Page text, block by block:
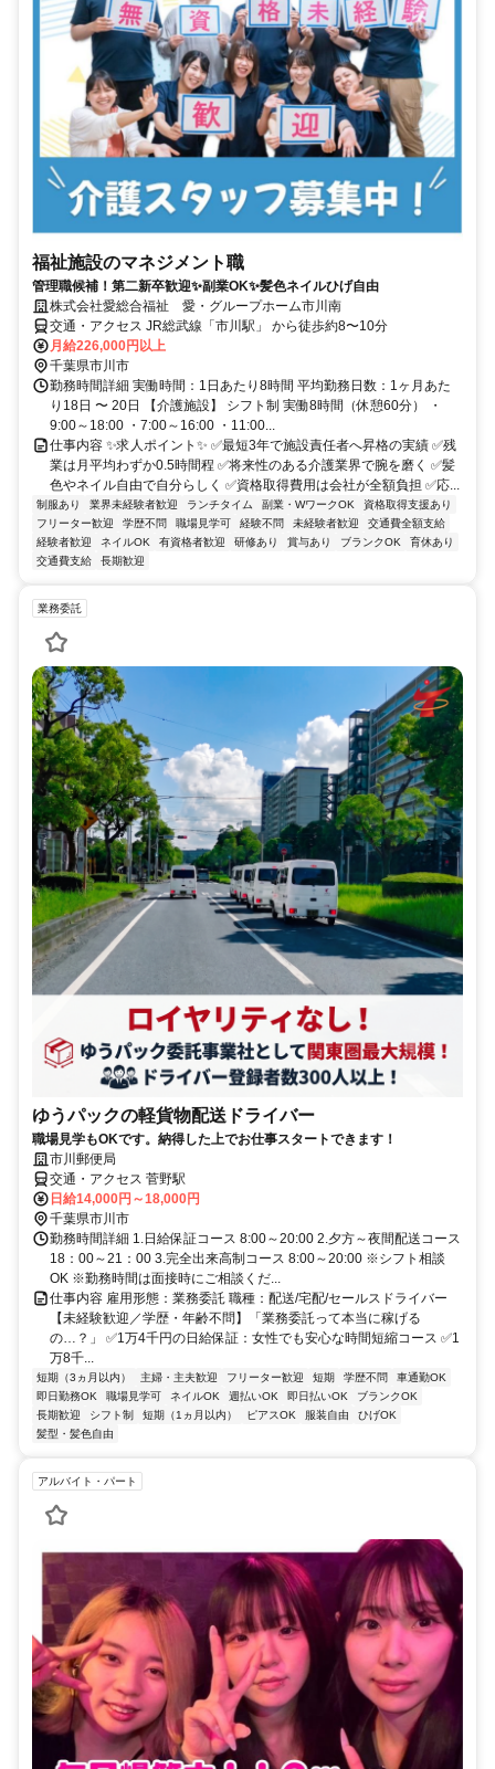
福祉施設のマネジメント職
管理職候補！第二新卒歓迎✨副業OK✨髪色ネイルひげ自由
株式会社愛総合福祉 愛・グループホーム市川南
交通・アクセス JR総武線「市川駅」 から徒歩約8〜10分
月給226,000円以上
千葉県市川市
勤務時間詳細 実働時間：1日あたり8時間 平均勤務日数：1ヶ月あた
り18日 〜 20日 【介護施設】 シフト制 実働8時間（休憩60分） ・
9:00～18:00 ・7:00～16:00 ・11:00...
仕事内容 ✨求人ポイント✨ ✅最短3年で施設責任者へ昇格の実績 ✅残
業は月平均わずか0.5時間程 ✅将来性のある介護業界で腕を磨く ✅髪
色やネイル自由で自分らしく ✅資格取得費用は会社が全額負担 ✅応...
制服あり 業界未経験者歓迎 ランチタイム 副業・WワークOK
資格取得支援あり
フリーター歓迎
学歴不問 職場見学可 経験不問 未経験者歓迎
交通費全額支給
経験者歓迎
ネイルOK 有資格者歓迎 研修あり 賞与あり ブランクOK
育休あり
交通費支給
長期歓迎
業務委託
ゆうパックの軽貨物配送ドライバー
職場見学もOKです。納得した上でお仕事スタートできます！
市川郵便局
交通・アクセス 菅野駅
日給14,000円～18,000円
千葉県市川市
勤務時間詳細 1.日給保証コース 8:00～20:00 2.夕方～夜間配送コース
18：00～21：00 3.完全出来高制コース 8:00～20:00 ※シフト相談
OK ※勤務時間は面接時にご相談くだ...
仕事内容 雇用形態：業務委託 職種：配送/宅配/セールスドライバー
【未経験歓迎／学歴・年齢不問】「業務委託って本当に稼げる
の…？」 ✅1万4千円の日給保証：女性でも安心な時間短縮コース ✅1
万8千...
短期（3ヵ月以内） 主婦・主夫歓迎 フリーター歓迎 短期 学歴不問
車通勤OK
即日勤務OK
職場見学可 ネイルOK 週払いOK 即日払いOK
ブランクOK
長期歓迎
シフト制 短期（1ヵ月以内） ピアスOK 服装自由
ひげOK
髪型・髪色自由
アルバイト・パート